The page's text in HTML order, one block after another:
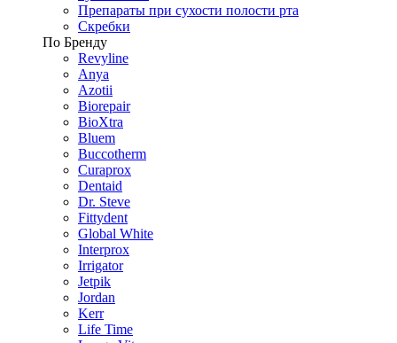
Препараты при сухости полости рта
Скребки
По Бренду
Revyline
Anya
Azotii
Biorepair
BioXtra
Bluem
Buccotherm
Curaprox
Dentaid
Dr. Steve
Fittydent
Global White
Interprox
Irrigator
Jetpik
Jordan
Kerr
Life Time